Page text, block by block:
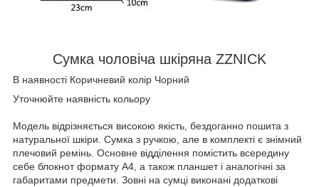
Сумка чоловіча шкіряна ZZNICK
В наявності Коричневий колір Чорний
Уточнюйте наявність кольору
Модель відрізняється високою якість, бездоганно пошита з
натуральної шкіри. Сумка з ручкою, але в комплекті є знімний
плечовий ремінь. Основне відділення помістить всередину
себе блокнот формату А4, а також планшет і аналогічні за
габаритами предмети. Зовні на сумці виконані додаткові